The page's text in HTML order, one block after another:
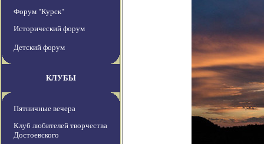
Форум "Курск"
Исторический форум
Детский форум
КЛУБЫ
Пятничные вечера
Клуб любителей творчества
Достоевского